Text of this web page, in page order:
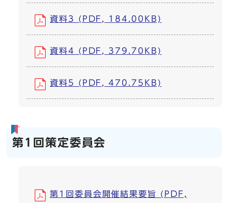
資料3 (PDF, 184.00KB)
資料4 (PDF, 379.70KB)
資料5 (PDF, 470.75KB)
第1回策定委員会
第1回委員会開催結果要旨 (PDF,